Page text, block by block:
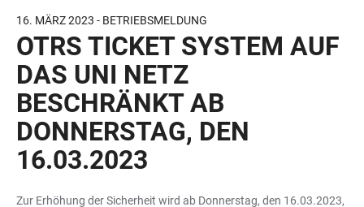
16. MÄRZ 2023 - BETRIEBSMELDUNG
OTRS TICKET SYSTEM AUF
DAS UNI NETZ
BESCHRÄNKT AB
DONNERSTAG, DEN
16.03.2023
Zur Erhöhung der Sicherheit wird ab Donnerstag, den 16.03.2023,